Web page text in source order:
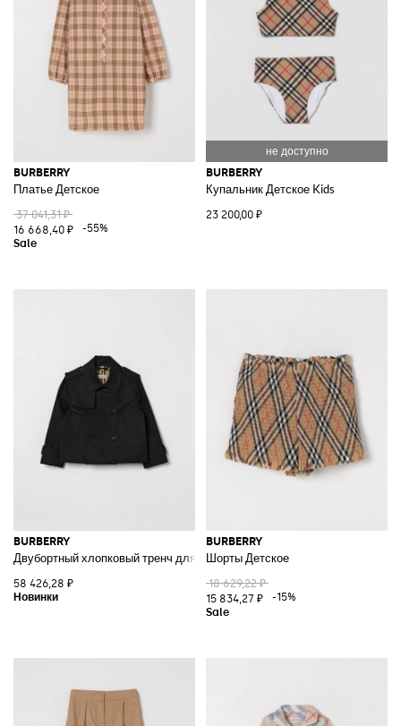
BURBERRY
Платье Детское
37 041,31 ₽
16 668,40 ₽
-55%
BURBERRY
Купальник Детское Kids
23 200,00 ₽
BURBERRY
Двубортный хлопковый тренч для мальчика с подкладкой в клетку
58 426,28 ₽
BURBERRY
Шорты Детское
18 629,22 ₽
15 834,27 ₽
-15%